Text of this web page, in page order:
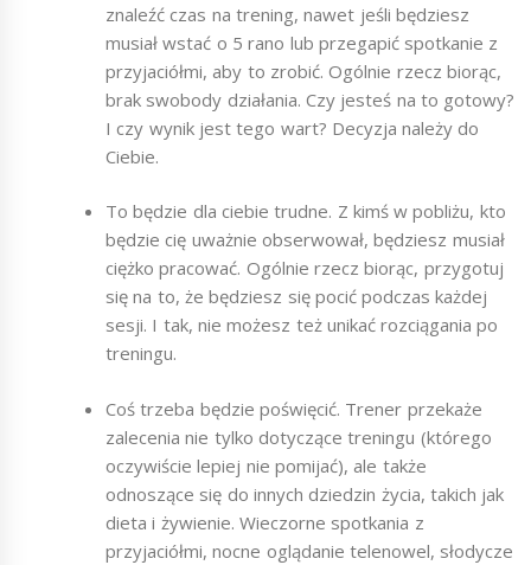
znaleźć czas na trening, nawet jeśli będziesz
musiał wstać o 5 rano lub przegapić spotkanie z
przyjaciółmi, aby to zrobić. Ogólnie rzecz biorąc,
brak swobody działania. Czy jesteś na to gotowy?
I czy wynik jest tego wart? Decyzja należy do
Ciebie.
To będzie dla ciebie trudne. Z kimś w pobliżu, kto
będzie cię uważnie obserwował, będziesz musiał
ciężko pracować. Ogólnie rzecz biorąc, przygotuj
się na to, że będziesz się pocić podczas każdej
sesji. I tak, nie możesz też unikać rozciągania po
treningu.
Coś trzeba będzie poświęcić. Trener przekaże
zalecenia nie tylko dotyczące treningu (którego
oczywiście lepiej nie pomijać), ale także
odnoszące się do innych dziedzin życia, takich jak
dieta i żywienie. Wieczorne spotkania z
przyjaciółmi, nocne oglądanie telenowel, słodycze